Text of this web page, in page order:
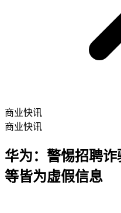
商业快讯
商业快讯
华为：警惕招聘诈
等皆为虚假信息